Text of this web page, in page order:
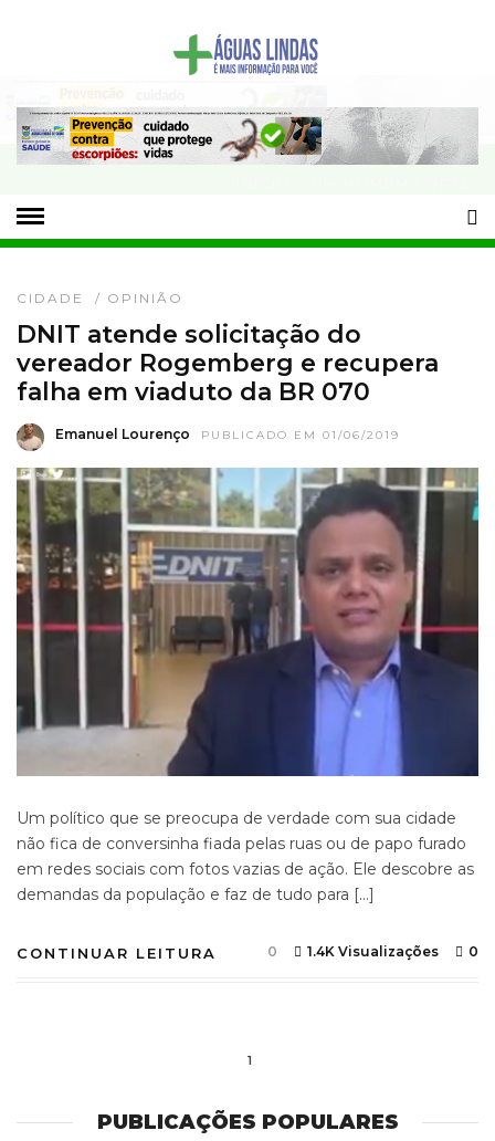
- Publicidade -
UM HOMEM FORTE
CIDADE / OPINIÃO
DNIT atende solicitação do
vereador Rogemberg e recupera
falha em viaduto da BR 070
Emanuel Lourenço PUBLICADO EM 01/06/2019
Um político que se preocupa de verdade com sua cidade
não fica de conversinha fiada pelas ruas ou de papo furado
em redes sociais com fotos vazias de ação. Ele descobre as
demandas da população e faz de tudo para […]
CONTINUAR LEITURA 0
1.4K Visualizações
0
1
PUBLICAÇÕES POPULARES